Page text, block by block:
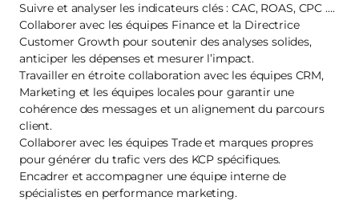
Suivre et analyser les indicateurs clés : CAC, ROAS, CPC ….
Collaborer avec les équipes Finance et la Directrice
Customer Growth pour soutenir des analyses solides,
anticiper les dépenses et mesurer l’impact.
Travailler en étroite collaboration avec les équipes CRM,
Marketing et les équipes locales pour garantir une
cohérence des messages et un alignement du parcours
client.
Collaborer avec les équipes Trade et marques propres
pour générer du trafic vers des KCP spécifiques.
Encadrer et accompagner une équipe interne de
spécialistes en performance marketing.